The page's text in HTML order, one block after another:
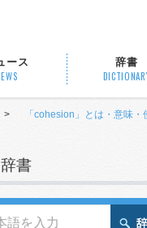
ース 辞書
> 「cohesion」とは・意味
書